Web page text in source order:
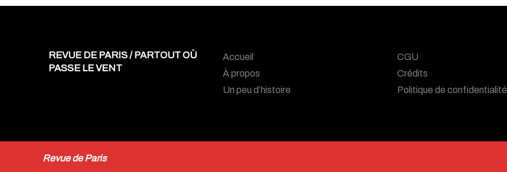
REVUE DE PARIS / PARTOUT OÙ
PASSE LE VENT
Accueil
À propos
Un peu d’histoire
CGU
Crédits
Politique de confidentialité
Revue de Paris